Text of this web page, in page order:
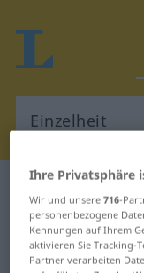
Deutsch-
Deutsch-
für
Ihre Privatsphäre
Wir und unsere716-
personenbezogene
Kennungen auf Ihrem
aktivieren Sie Tracking-
Partner verarbeiten